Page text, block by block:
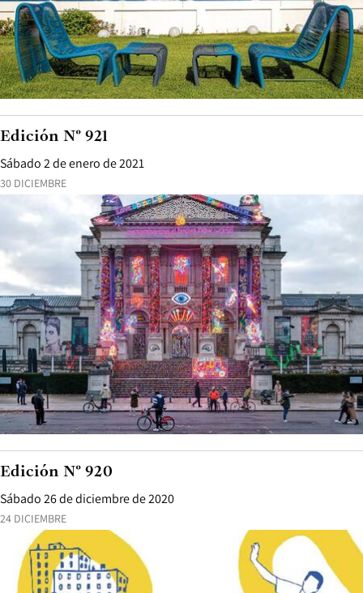
30 DICIEMBRE
Sábado 2 de enero de 2021
Edición N° 921
24 DICIEMBRE
Sábado 26 de diciembre de 2020
Edición N° 920